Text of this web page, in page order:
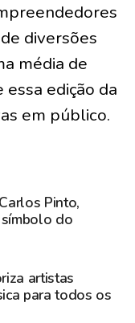
diversões
média de
edição da
em público.
Pinto,
do
artistas
para todos os